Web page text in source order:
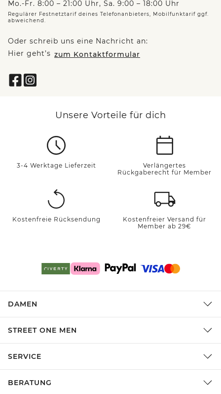
Mo.-Fr. 8:00 – 21:00 Uhr, Sa. 9:00 – 18:00 Uhr
Regulärer Festnetztarif deines Telefonanbieters, Mobilfunktarif ggf.
abweichend.
Oder schreib uns eine Nachricht an:
Hier geht’s zum Kontaktformular
Unsere Vorteile für dich
3-4 Werktage Lieferzeit
Verlängertes
Rückgaberecht für Member
Kostenfreie Rücksendung
Kostenfreier Versand für
Member ab 29€
DAMEN
STREET ONE MEN
SERVICE
BERATUNG